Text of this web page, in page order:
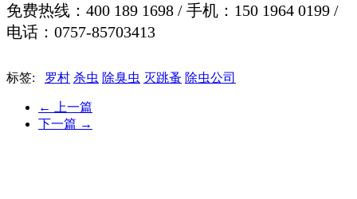
免费热线：400 189 1698 / 手机：150 1964 0199 /
电话：0757-85703413
标签: 罗村 杀虫 除臭虫 灭跳蚤 除虫公司
←
上一篇
下一篇 →